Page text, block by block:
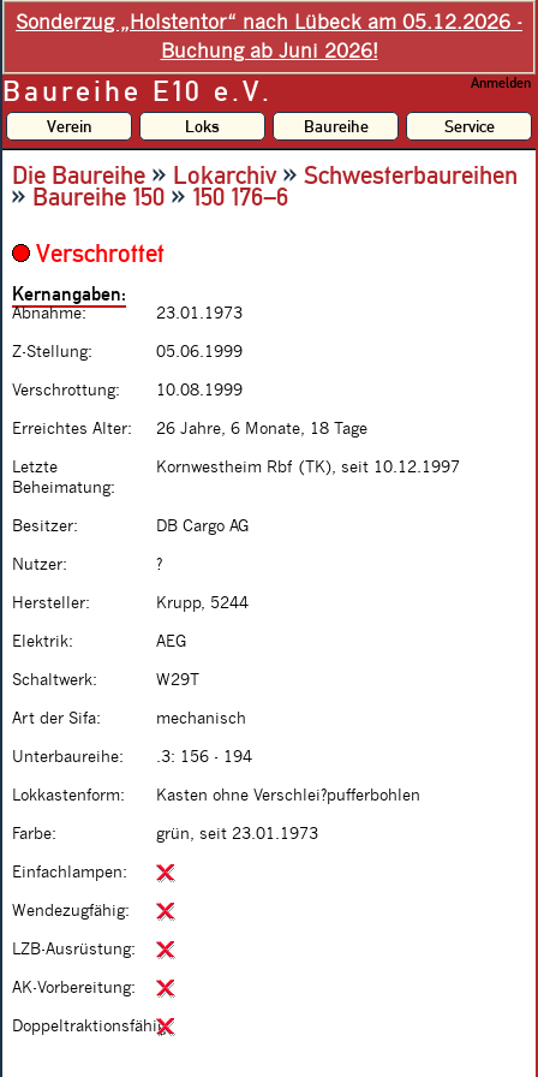
Sonderzug „Holstentor“ nach Lübeck am 05.12.2026 -
Buchung ab Juni 2026!
Baureihe E10 e.V. Anmelden
Verein Loks Baureihe Service
Die Baureihe » Lokarchiv» Schwesterbaureihen
»Baureihe 150 »150 176–6
Verschrottet
Kernangaben:
Abnahme: 23.01.1973
Z-Stellung: 05.06.1999
Verschrottung: 10.08.1999
Erreichtes Alter: 26 Jahre, 6 Monate, 18 Tage
Letzte
Beheimatung:
Kornwestheim Rbf (TK), seit 10.12.1997
Besitzer: DB Cargo AG
Nutzer: ?
Hersteller: Krupp, 5244
Elektrik: AEG
Schaltwerk: W29T
Art der Sifa: mechanisch
Unterbaureihe: .3: 156 - 194
Lokkastenform: Kasten ohne Verschlei?pufferbohlen
Farbe: grün, seit 23.01.1973
Einfachlampen:
Wendezugfähig:
LZB-Ausrüstung:
AK-Vorbereitung:
Doppeltraktionsfähig: